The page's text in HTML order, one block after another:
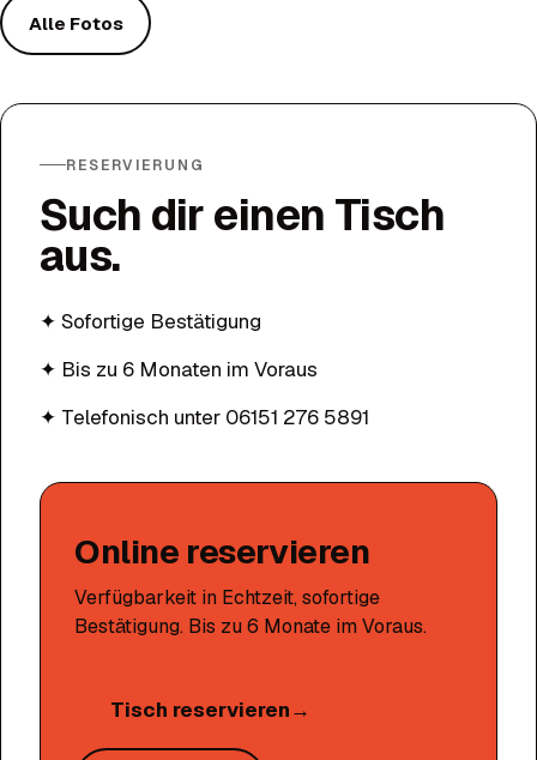
Alle Fotos
RESERVIERUNG
Such dir einen Tisch
aus.
✦ Sofortige Bestätigung
✦ Bis zu 6 Monaten im Voraus
✦ Telefonisch unter 06151 276 5891
Online reservieren
Verfügbarkeit in Echtzeit, sofortige
Bestätigung. Bis zu 6 Monate im Voraus.
Tisch reservieren→